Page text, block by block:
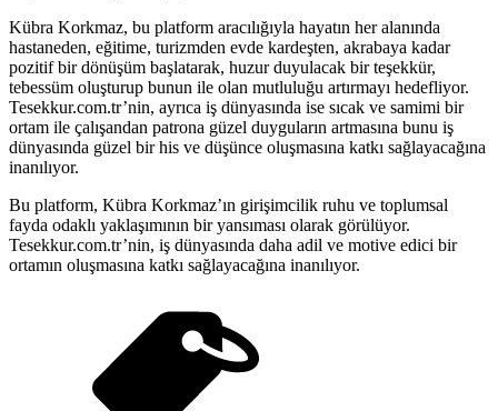
Kübra Korkmaz, bu platform aracılığıyla hayatın her alanında
hastaneden, eğitime, turizmden evde kardeşten, akrabaya kadar
pozitif bir dönüşüm başlatarak, huzur duyulacak bir teşekkür,
tebessüm oluşturup bunun ile olan mutluluğu artırmayı hedefliyor.
Tesekkur.com.tr’nin, ayrıca iş dünyasında ise sıcak ve samimi bir
ortam ile çalışandan patrona güzel duyguların artmasına bunu iş
dünyasında güzel bir his ve düşünce oluşmasına katkı sağlayacağına
inanılıyor.
Bu platform, Kübra Korkmaz’ın girişimcilik ruhu ve toplumsal
fayda odaklı yaklaşımının bir yansıması olarak görülüyor.
Tesekkur.com.tr’nin, iş dünyasında daha adil ve motive edici bir
ortamın oluşmasına katkı sağlayacağına inanılıyor.